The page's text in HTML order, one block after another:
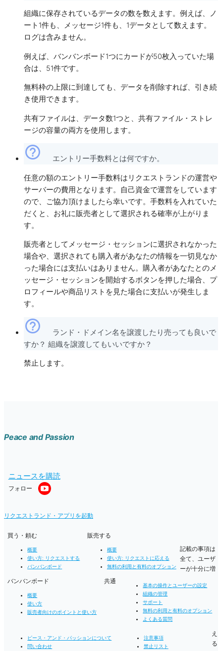
組織に保存されているデータの数を数えます。例えば、ノ
ート1件も、メッセージ1件も、1データとして数えます。
ログは含みません。
例えば、バンバンボード1つにカードが50枚入っていた場
合は、51件です。
無料枠の上限に到達しても、データを削除すれば、引き続
き使用できます。
共有ファイルは、データ数1つと、共有ファイル・ストレ
ージの容量の両方を使用します。
help_outline エントリー手数料とは何ですか。
任意の額のエントリー手数料はリクエストランドの運営や
サーバーの費用となります。自己資金で運営をしています
ので、ご協力頂けましたら幸いです。手数料を入れていた
だくと、お礼に販売者として選択される確率が上がりま
す。
販売者としてメッセージ・セッションに選択されなかった
場合や、選択されても購入者があなたの情報を一切見なか
った場合には支払いはありません。購入者があなたとのメ
ッセージ・セッションを開始するボタンを押した場合、プ
ロフィールや商品リストを見た場合に支払いが発生しま
す。
help_outline
ランド・ドメイン名を譲渡したり売っても良いで
すか？ 組織を譲渡してもいいですか？
禁止します。
Peace and Passion
ニュースを購読
フォロー
リクエストランド・アプリを起動
買う・頼む
概要
使い方: リクエストする
バンバンボード
販売する
概要
使い方: リクエストに応える
無料の利用と有料のオプション
バンバンボード
概要
使い方
販売者向けのポイントと使い方
共通
基本の操作とユーザーの設定
組織の管理
サポート
無料の利用と有料のオプション
よくある質問
ピース・アンド・パッションについて
問い合わせ
注意事項
禁止リスト
記載の事項は
全て、ユーザ
ーが十分に増
え
る